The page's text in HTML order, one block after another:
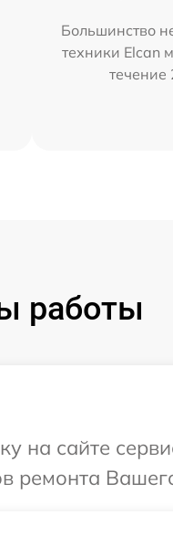
Большинство
техники Elcan
течение
работы
на сайте
ремонта